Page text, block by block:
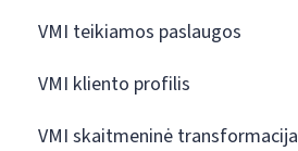
VMI teikiamos paslaugos
VMI kliento profilis
VMI skaitmeninė transformacija